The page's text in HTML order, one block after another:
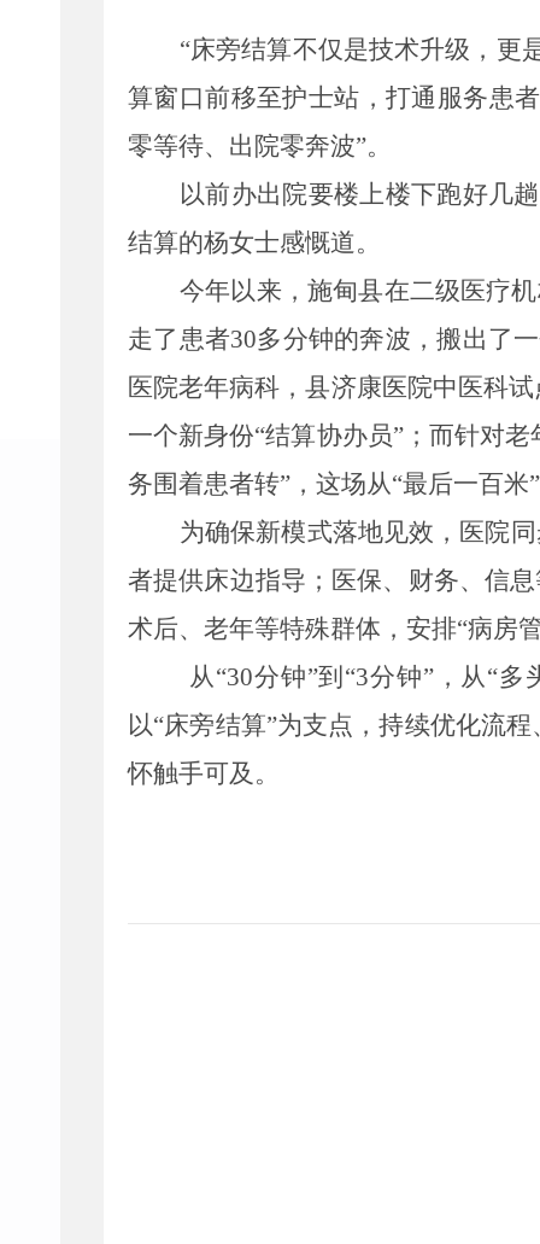
“床旁结算不仅是技术升级，更
算窗口前移至护士站，打通服务患
零等待、出院零奔波”。
以前办出院要楼上楼下跑好几
结算的杨女士感慨道。
今年以来，施甸县在二级医疗
走了患者30多分钟的奔波，搬出了
医院老年病科，县济康医院中医科试
一个新身份“结算协办员”；而针对老
务围着患者转” ，这场从“最后一百米”
为确保新模式落地见效，医院
者提供床边指导；医保、财务、信
术后、老年等特殊群体，安排“病房
从“30分钟”到 “3分钟”，从“多
以“床旁结算”为支点，持续优化流
怀触手可及。